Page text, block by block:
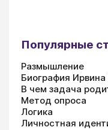
Популярные
Размышление
Биография
В чем задача
Метод опроса
Логика
Личностная